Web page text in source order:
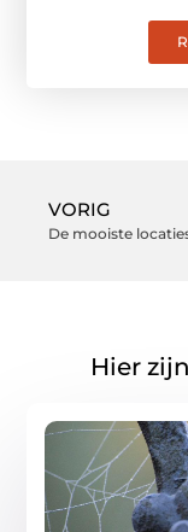
VORIG
Hier